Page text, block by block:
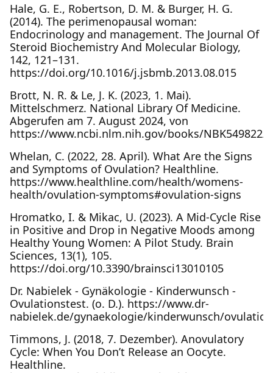
Hale, G. E., Robertson, D. M. & Burger, H. G.
(2014). The perimenopausal woman:
Endocrinology and management. The Journal Of
Steroid Biochemistry And Molecular Biology,
142, 121–131.
https://doi.org/10.1016/j.jsbmb.2013.08.015
Brott, N. R. & Le, J. K. (2023, 1. Mai).
Mittelschmerz. National Library Of Medicine.
Abgerufen am 7. August 2024, von
https://www.ncbi.nlm.nih.gov/books/NBK549822/
Whelan, C. (2022, 28. April). What Are the Signs
and Symptoms of Ovulation? Healthline.
https://www.healthline.com/health/womens-
health/ovulation-symptoms#ovulation-signs
Hromatko, I. & Mikac, U. (2023). A Mid-Cycle Rise
in Positive and Drop in Negative Moods among
Healthy Young Women: A Pilot Study. Brain
Sciences, 13(1), 105.
https://doi.org/10.3390/brainsci13010105
Dr. Nabielek - Gynäkologie - Kinderwunsch -
Ovulationstest. (o. D.). https://www.dr-
nabielek.de/gynaekologie/kinderwunsch/
Timmons, J. (2018, 7. Dezember). Anovulatory
Cycle: When You Don’t Release an Oocyte.
Healthline.